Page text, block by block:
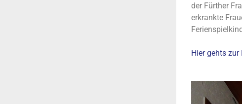
der Fürther
erkrankte
Hier gehts zur